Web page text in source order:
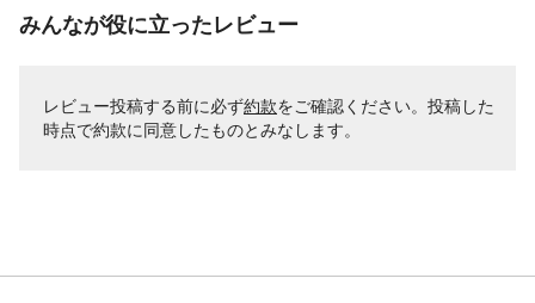
みんなが役に立ったレビュー
レビュー投稿する前に必ず約款をご確認ください。投稿した
時点で約款に同意したものとみなします。